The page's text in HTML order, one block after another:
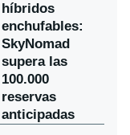
híbridos
enchufables:
SkyNomad
supera las
100.000
reservas
anticipadas